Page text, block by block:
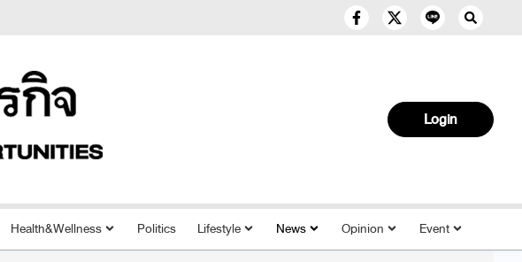
Login
Health&Wellness Politics Lifestyle News Opinion Event